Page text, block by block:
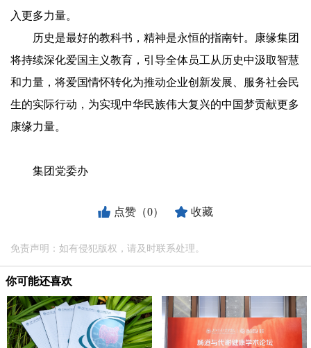
入更多力量。
历史是最好的教科书，精神是永恒的指南针。康缘集团
将持续深化爱国主义教育，引导全体员工从历史中汲取智慧
和力量，将爱国情怀转化为推动企业创新发展、服务社会民
生的实际行动，为实现中华民族伟大复兴的中国梦贡献更多
康缘力量。
集团党委办
点赞（0） 收藏
免责声明：如有侵犯版权，请及时联系处理。
你可能还喜欢